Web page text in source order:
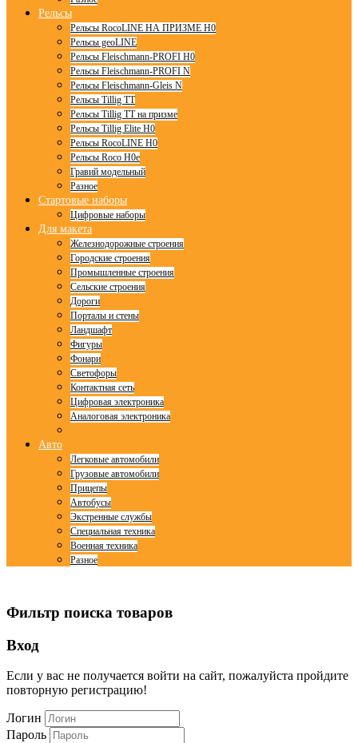
Рельсы
Рельсы RocoLINE НА ПРИЗМЕ H0
Рельсы geoLINE
Рельсы Fleischmann-PROFI H0
Рельсы Fleischmann-PROFI N
Рельсы Fleischmann-Gleis N
Рельсы Tillig TT
Рельсы Tillig TT на призме
Рельсы Tillig Elite H0
Рельсы RocoLINE H0
Рельсы Roco H0e
Гравий модельный
Разное
Стартовые наборы
Цифровые наборы
Для макета
Железнодорожные строения
Городские строения
Промышленные строения
Сельские строения
Дороги
Порталы и стены
Ландшафт
Фигуры
Фонари
Светофоры
Контактная сеть
Цифровая электроника
Аналоговая электроника
Авто
Легковые автомобили
Грузовые автомобили
Прицепы
Автобусы
Экстренные службы
Специальная техника
Военная техника
Разное
Фильтр поиска товаров
Вход
Если у вас не получается войти на сайт, пожалуйста пройдите
повторную регистрацию!
Логин
Пароль